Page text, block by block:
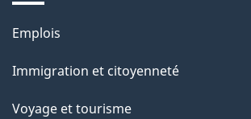
Thèmes
sujets
Emplois
Immigration et citoyenneté
Voyage et tourisme